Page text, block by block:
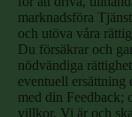
marknadsföra
och utöva våra
Du försäkrar och
nödvändiga
eventuell ersättning
med din Feedback;
villkor. Vi är och